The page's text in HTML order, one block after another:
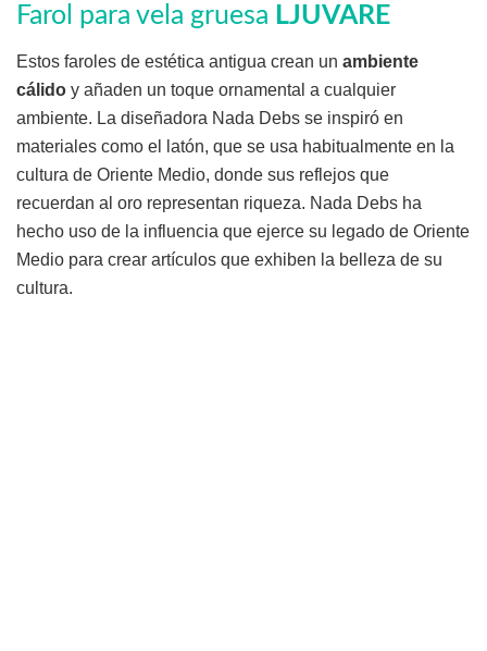
Farol para vela gruesa LJUVARE
Estos faroles de estética antigua crean un ambiente
cálido y añaden un toque ornamental a cualquier
ambiente. La diseñadora Nada Debs se inspiró en
materiales como el latón, que se usa habitualmente en la
cultura de Oriente Medio, donde sus reflejos que
recuerdan al oro representan riqueza. Nada Debs ha
hecho uso de la influencia que ejerce su legado de Oriente
Medio para crear artículos que exhiben la belleza de su
cultura.